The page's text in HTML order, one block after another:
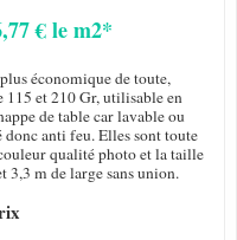
€ le m2*
économique de toute,
115 et 210 Gr, utilisable en
de table car lavable ou
anti feu. Elles sont toute
qualité photo et la taille
3,3 m de large sans union.